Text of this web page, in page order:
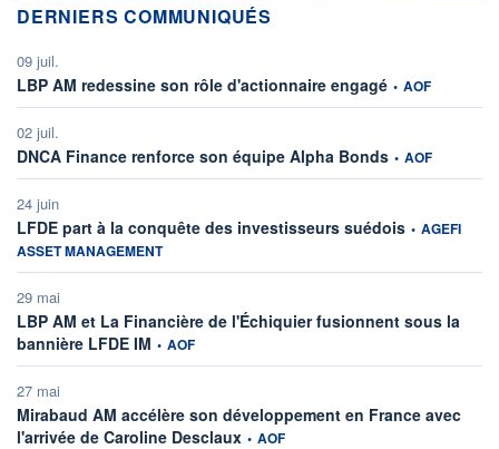
DERNIERS COMMUNIQUÉS
09 juil.
LBP AM redessine son rôle d'actionnaire engagé information
• AOF
02 juil.
DNCA Finance renforce son équipe Alpha Bonds information
• AOF
24 juin
LFDE part à la conquête des investisseurs suédois information
• AGEFI
ASSET MANAGEMENT
29 mai
LBP AM et La Financière de l'Échiquier fusionnent sous la
bannière LFDE IM information fournie par
• AOF
27 mai
Mirabaud AM accélère son développement en France avec
l'arrivée de Caroline Desclauxinformation fournie par
• AOF